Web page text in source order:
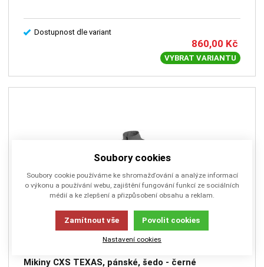
Dostupnost dle variant
860,00 Kč
VYBRAT VARIANTU
Mikiny CXS TEXAS, pánské, šedo - černé
Soubory cookies
Soubory cookie používáme ke shromažďování a analýze informací
o výkonu a používání webu, zajištění fungování funkcí ze sociálních
médií a ke zlepšení a přizpůsobení obsahu a reklam.
Zamítnout vše Povolit cookies
Nastavení cookies